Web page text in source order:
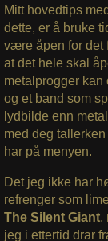
Mitt hovedtips med
dette, er å bruke
være åpen for det
at det hele skal
metalprogger kan
og et band som
lydbilde enn
med deg
har på menyen.
Det jeg ikke har
refrenger som
The Silent Giant,
jeg i ettertid drar